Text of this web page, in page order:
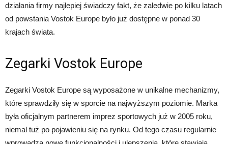
działania firmy najlepiej świadczy fakt, że zaledwie po kilku latach
od powstania Vostok Europe było już dostępne w ponad 30
krajach świata.
Zegarki Vostok Europe
Zegarki Vostok Europe są wyposażone w unikalne mechanizmy,
które sprawdziły się w sporcie na najwyższym poziomie. Marka
była oficjalnym partnerem imprez sportowych już w 2005 roku,
niemal tuż po pojawieniu się na rynku. Od tego czasu regularnie